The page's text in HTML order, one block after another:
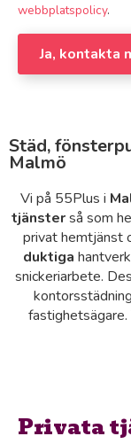
webbplatspolicy.
Ja, kontakta
Städ,
Malmö
Vi på 55Plus i
tjänsterså som
privat hemtjänst
duktiga
snickeriarbete.
Privata